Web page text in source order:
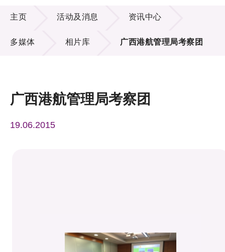
技术商品化
项目及资助计划
活动及消息
活动及消息
主页 活动及消息 资讯中心
多媒体 相片库 广西港航管理局考察团
广西港航管理局考察团
19.06.2015